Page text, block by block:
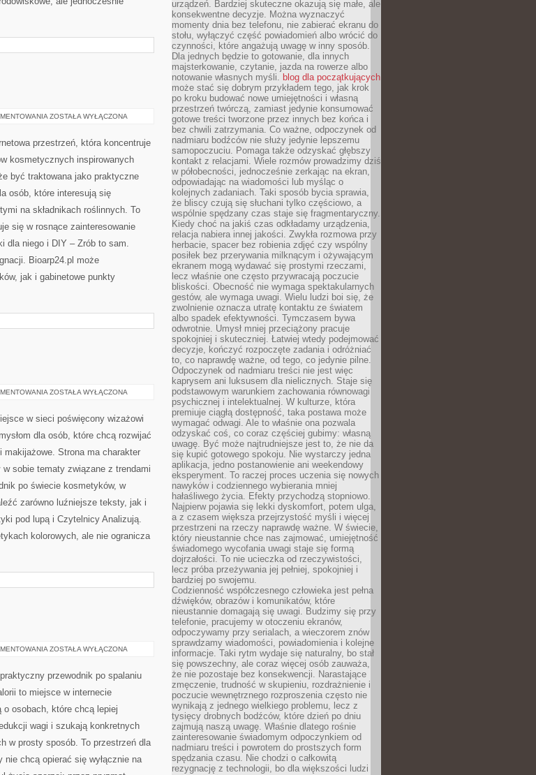
EKO-
ZOSTAŁA WYŁĄCZONA
przestrzeń, która koncentruje
kosmetycznych inspirowanych
być traktowana jako praktyczne
osób, które interesują się
na składnikach roślinnych. To
się w rosnące zainteresowanie
dla niego i DIY – Zrób to sam.
Bioarp24.pl może
jak i gabinetowe punkty
MAKIJAŻ
ZOSTAŁA WYŁĄCZONA
w sieci poświęcony wizażowi
dla osób, które chcą rozwijać
makijażowe. Strona ma charakter
w sobie tematy związane z trendami
po świecie kosmetyków, w
zarówno luźniejsze teksty, jak i
pod lupą i Czytelnicy Analizują.
kolorowych, ale nie ogranicza
ZDROWE
ZOSTAŁA WYŁĄCZONA
przewodnik po spalaniu
to miejsce w internecie
osobach, które chcą lepiej
wagi i szukają konkretnych
w prosty sposób. To przestrzeń dla
nie chcą opierać się wyłącznie na
urządzeń. Bardziej skuteczne okazują się małe, ale
konsekwentne decyzje. Można wyznaczyć
momenty dnia bez telefonu, nie zabierać ekranu do
stołu, wyłączyć część powiadomień albo wrócić do
czynności, które angażują uwagę w inny sposób.
Dla jednych będzie to gotowanie, dla innych
majsterkowanie, czytanie, jazda na rowerze albo
notowanie własnych myśli. blog dla początkujących
może stać się dobrym przykładem tego, jak krok
po kroku budować nowe umiejętności i własną
przestrzeń twórczą, zamiast jedynie konsumować
gotowe treści tworzone przez innych bez końca i
bez chwili zatrzymania. Co ważne, odpoczynek od
nadmiaru bodźców nie służy jedynie lepszemu
samopoczuciu. Pomaga także odzyskać głębszy
kontakt z relacjami. Wiele rozmów prowadzimy dziś
w półobecności, jednocześnie zerkając na ekran,
odpowiadając na wiadomości lub myśląc o
kolejnych zadaniach. Taki sposób bycia sprawia,
że bliscy czują się słuchani tylko częściowo, a
wspólnie spędzany czas staje się fragmentaryczny.
Kiedy choć na jakiś czas odkładamy urządzenia,
relacja nabiera innej jakości. Zwykła rozmowa przy
herbacie, spacer bez robienia zdjęć czy wspólny
posiłek bez przerywania milknącym i ożywającym
ekranem mogą wydawać się prostymi rzeczami,
lecz właśnie one często przywracają poczucie
bliskości. Obecność nie wymaga spektakularnych
gestów, ale wymaga uwagi. Wielu ludzi boi się, że
zwolnienie oznacza utratę kontaktu ze światem
albo spadek efektywności. Tymczasem bywa
odwrotnie. Umysł mniej przeciążony pracuje
spokojniej i skuteczniej. Łatwiej wtedy podejmować
decyzje, kończyć rozpoczęte zadania i odróżniać
to, co naprawdę ważne, od tego, co jedynie pilne.
Odpoczynek od nadmiaru treści nie jest więc
kaprysem ani luksusem dla nielicznych. Staje się
podstawowym warunkiem zachowania równowagi
psychicznej i intelektualnej. W kulturze, która
premiuje ciągłą dostępność, taka postawa może
wymagać odwagi. Ale to właśnie ona pozwala
odzyskać coś, co coraz częściej gubimy: własną
uwagę. Być może najtrudniejsze jest to, że nie da
się kupić gotowego spokoju. Nie wystarczy jedna
aplikacja, jedno postanowienie ani weekendowy
eksperyment. To raczej proces uczenia się nowych
nawyków i codziennego wybierania mniej
hałaśliwego życia. Efekty przychodzą stopniowo.
Najpierw pojawia się lekki dyskomfort, potem ulga,
a z czasem większa przejrzystość myśli i więcej
przestrzeni na rzeczy naprawdę ważne. W świecie,
który nieustannie chce nas zajmować, umiejętność
świadomego wycofania uwagi staje się formą
dojrzałości. To nie ucieczka od rzeczywistości,
lecz próba przeżywania jej pełniej, spokojniej i
bardziej po swojemu.
Codzienność współczesnego człowieka jest pełna
dźwięków, obrazów i komunikatów, które
nieustannie domagają się uwagi. Budzimy się przy
telefonie, pracujemy w otoczeniu ekranów,
odpoczywamy przy serialach, a wieczorem znów
sprawdzamy wiadomości, powiadomienia i kolejne
informacje. Taki rytm wydaje się naturalny, bo stał
się powszechny, ale coraz więcej osób zauważa,
że nie pozostaje bez konsekwencji. Narastające
zmęczenie, trudność w skupieniu, rozdrażnienie i
poczucie wewnętrznego rozproszenia często nie
wynikają z jednego wielkiego problemu, lecz z
tysięcy drobnych bodźców, które dzień po dniu
zajmują naszą uwagę. Właśnie dlatego rośnie
zainteresowanie świadomym odpoczynkiem od
nadmiaru treści i powrotem do prostszych form
spędzania czasu. Nie chodzi o całkowitą
rezygnację z technologii, bo dla większości ludzi